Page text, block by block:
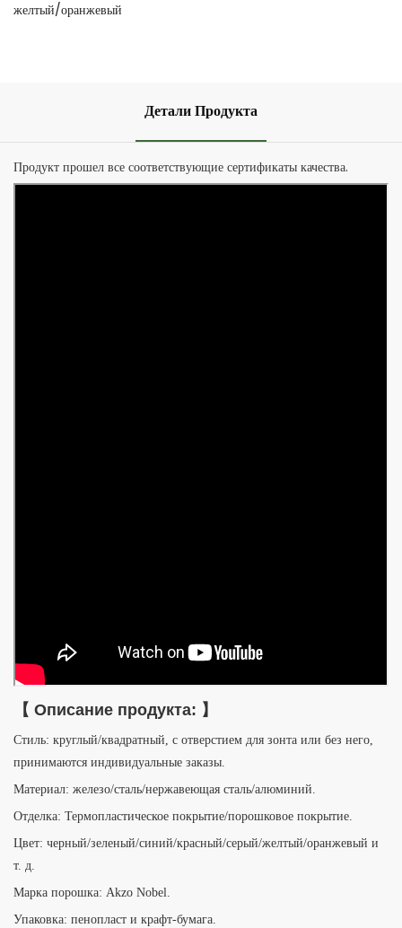
желтый/оранжевый
Детали Продукта
Продукт прошел все соответствующие сертификаты качества.
【 Описание продукта: 】
Стиль: круглый/квадратный, с отверстием для зонта или без него,
принимаются индивидуальные заказы.
Материал: железо/сталь/нержавеющая сталь/алюминий.
Отделка: Термопластическое покрытие/порошковое покрытие.
Цвет: черный/зеленый/синий/красный/серый/желтый/оранжевый и
т. д.
Марка порошка: Akzo Nobel.
Упаковка: пенопласт и крафт-бумага.